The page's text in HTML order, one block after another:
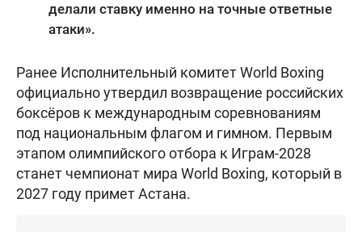
делали ставку именно на точные ответные
атаки».
Ранее Исполнительный комитет World Boxing
официально утвердил возвращение российских
боксёров к международным соревнованиям
под национальным флагом и гимном. Первым
этапом олимпийского отбора к Играм-2028
станет чемпионат мира World Boxing, который в
2027 году примет Астана.